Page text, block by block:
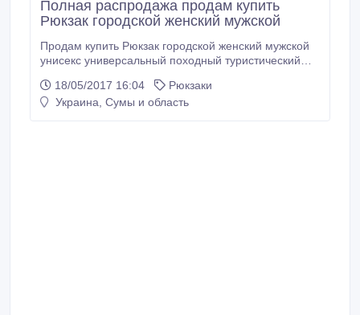
Полная распродажа продам купить
Рюкзак городской женский мужской
Продам купить Рюкзак городской женский мужской
унисекс универсальный походный туристический
Полная распродажа!!! Новая Цена качественного
водонепроницаемого рюкзака на 50 литров сейчас
18/05/2017 16:04
Рюкзаки
Украина, Сумы и область